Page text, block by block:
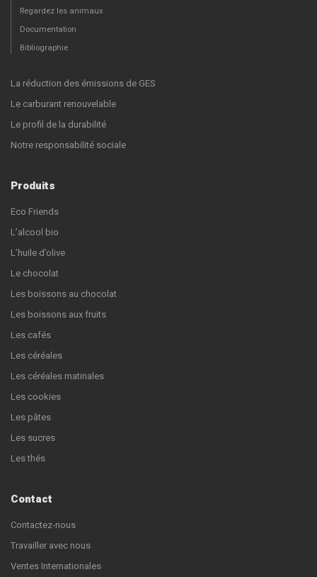
Regardez les animaux
Documentation
Bibliographie
La réduction des émissions de GES
Le carburant renouvelable
Le profil de la durabilité
Notre responsabilité sociale
Produits
Eco Friends
L’alcool bio
L’huile d’olive
Le chocolat
Les boissons au chocolat
Les boissons aux fruits
Les cafés
Les céréales
Les céréales matinales
Les cookies
Les pâtes
Les sucres
Les thés
Contact
Contactez-nous
Travailler avec nous
Ventes Internationales